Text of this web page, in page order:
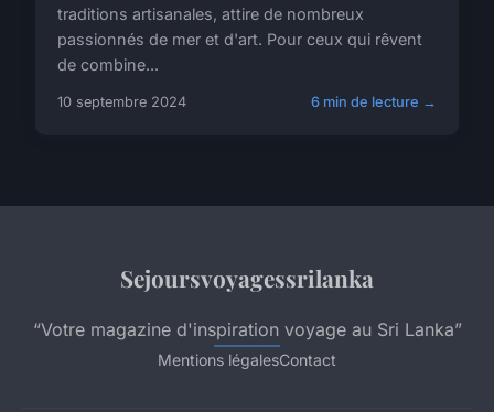
traditions artisanales, attire de nombreux
passionnés de mer et d'art. Pour ceux qui rêvent
de combine...
10 septembre 2024 6 min de lecture →
Sejoursvoyagessrilanka
“Votre magazine d'inspiration voyage au Sri Lanka”
Mentions légalesContact